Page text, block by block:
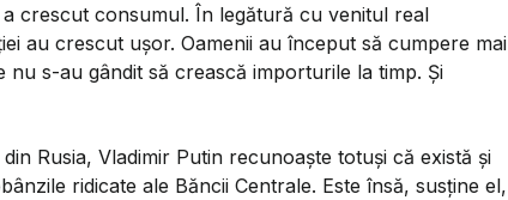
crescut consumul. În legătură cu venitul real
au crescut ușor. Oamenii au început să cumpere mai
s-au gândit să crească importurile la timp. Și
Rusia, Vladimir Putin recunoaște totuși că există și
ridicate ale Băncii Centrale. Este însă, susține el,